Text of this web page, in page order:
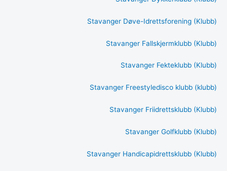
Stavanger Døve-Idrettsforening (Klubb)
Stavanger Fallskjermklubb (Klubb)
Stavanger Fekteklubb (Klubb)
Stavanger Freestyledisco klubb (klubb)
Stavanger Friidrettsklubb (Klubb)
Stavanger Golfklubb (Klubb)
Stavanger Handicapidrettsklubb (Klubb)